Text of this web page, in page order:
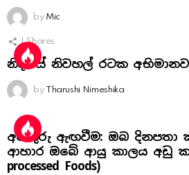
by Mic
1 Shares
නිදහස් නිවහල් රටක
by Tharushi Nimeshika
අනතුරු ඇඟවීම: ඔබ දිනපතා
ආහාර ඔබේ ආයු කාලය අඩු
processed Foods)